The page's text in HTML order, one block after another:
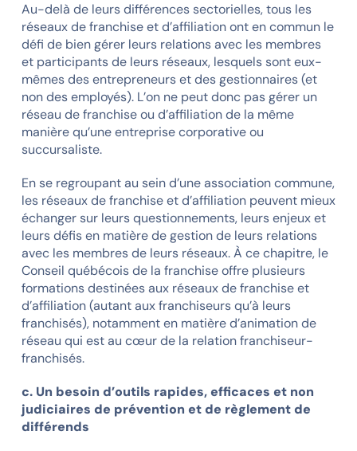
Au-delà de leurs différences sectorielles, tous les
réseaux de franchise et d’affiliation ont en commun le
défi de bien gérer leurs relations avec les membres
et participants de leurs réseaux, lesquels sont eux-
mêmes des entrepreneurs et des gestionnaires (et
non des employés). L’on ne peut donc pas gérer un
réseau de franchise ou d’affiliation de la même
manière qu’une entreprise corporative ou
succursaliste.
En se regroupant au sein d’une association commune,
les réseaux de franchise et d’affiliation peuvent mieux
échanger sur leurs questionnements, leurs enjeux et
leurs défis en matière de gestion de leurs relations
avec les membres de leurs réseaux. À ce chapitre, le
Conseil québécois de la franchise offre plusieurs
formations destinées aux réseaux de franchise et
d’affiliation (autant aux franchiseurs qu’à leurs
franchisés), notamment en matière d’animation de
réseau qui est au cœur de la relation franchiseur-
franchisés.
c. Un besoin d’outils rapides, efficaces et non
judiciaires de prévention et de règlement de
différends